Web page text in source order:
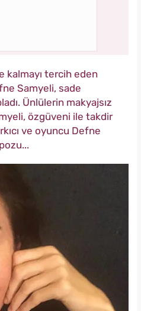
kalmayı tercih eden
Samyeli, sade
Ünlülerin makyajsız
özgüveni ile takdir
ve oyuncu Defne